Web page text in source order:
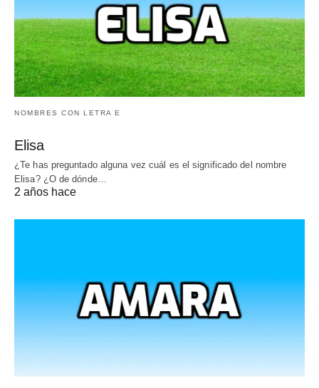
NOMBRES CON LETRA E
Elisa
¿Te has preguntado alguna vez cuál es el significado del nombre
Elisa? ¿O de dónde…
2 años hace